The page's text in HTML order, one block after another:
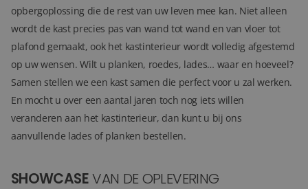
opbergoplossing die de rest van uw leven mee kan. Niet alleen
wordt de kast precies pas van wand tot wand en van vloer tot
plafond gemaakt, ook het kastinterieur wordt volledig afgestemd
op uw wensen. Wilt u planken, roedes, lades… waar en hoeveel?
Samen stellen we een kast samen die perfect voor u zal werken.
En mocht u over een aantal jaren toch nog iets willen
veranderen aan het kastinterieur, dan kunt u bij ons
aanvullende lades of planken bestellen.
SHOWCASEVAN DE OPLEVERING